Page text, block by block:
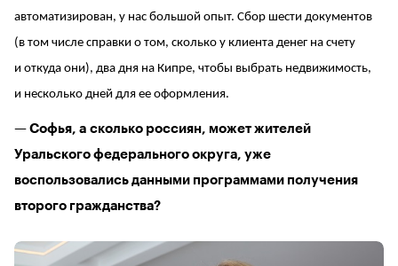
автоматизирован, у нас большой опыт. Сбор шести документов
(в том числе справки о том, сколько у клиента денег на счету
и откуда они), два дня на Кипре, чтобы выбрать недвижимость,
и несколько дней для ее оформления.
— Софья, а сколько россиян, может жителей
Уральского федерального округа, уже
воспользовались данными программами получения
второго гражданства?